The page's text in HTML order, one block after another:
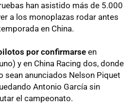
han asistido más de 5.000
a los monoplazas rodar antes
en China.
por confirmarse en
y en China Racing dos, donde
sean anunciados Nelson Piquet
Antonio García sin
el campeonato.